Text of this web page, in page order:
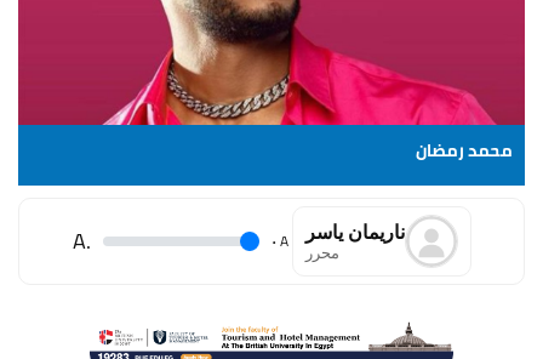
محمد رمضان
ناريمان ياسر
محرر A
.
.A